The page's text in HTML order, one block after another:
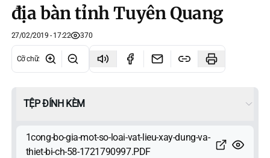
địa bàn tỉnh Tuyên Quang
27/02/2019 - 17:22 370
Cỡ chữ:
TỆP ĐÍNH KÈM
1cong-bo-gia-mot-so-loai-vat-lieu-xay-dung-va-
thiet-bi-ch-58-1721790997.PDF